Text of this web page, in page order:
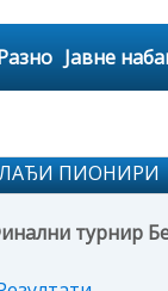
Јавне
ПИОНИРИ
турнир